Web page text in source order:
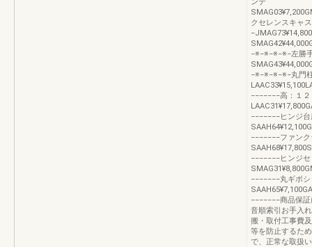
クセレンスキャ
−※−※−※−※−左勝
−※−※−※−※−丸門
−−−−−−−高：１
−−−−−−−ヒンジ
−−−−−−−ファン
−−−−−−−ヒンジ
−−−−−−−丸ギボシ
−−−−−−−商品保
音順索引お手入
搬・取付工事費
等を防止するた
で、正常な取扱